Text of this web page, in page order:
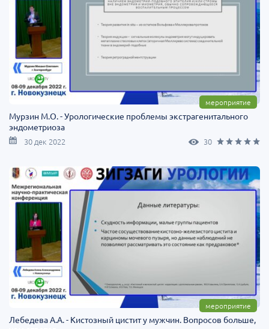
мероприятие
Мурзин М.О. - Урологические проблемы экстрагенитального
эндометриоза
30 дек 2022 30
мероприятие
Лебедева А.А. - Кистозный цистит у мужчин. Вопросов больше,